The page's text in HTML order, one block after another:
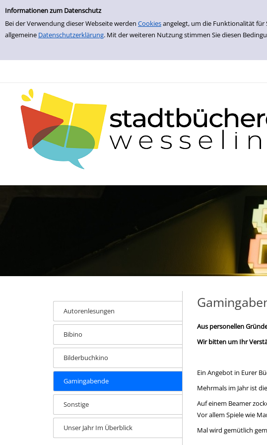
Informationen zum Datenschutz
Bei der Verwendung dieser Webseite werden Cookiesangelegt, um die Funktionalität für
allgemeine Datenschutzerklärung. Mit der weiteren Nutzung stimmen Sie diesen
zur Navigation springen
zum Inhalt springen
Autorenlesungen
Bibino
Bilderbuchkino
Gamingabende
Sonstige
Unser Jahr Im Überblick
Aus personellen
Wir bitten um Ihr
Ein Angebot in Eurer
Mehrmals im Jahr ist
Auf einem Beamer
Vor allem Spiele wie
Mal wird gemütlich